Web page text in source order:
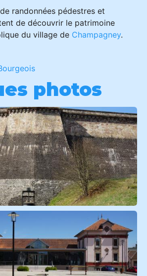
randonnées pédestres et
de découvrir le patrimoine
du village de Champagney.
photos